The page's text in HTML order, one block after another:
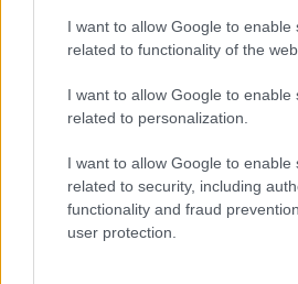
I want to allow Google to enable
related to functionality of the
I want to allow Google to enable
related to personalization.
I want to allow Google to enable
related to security, including
functionality and fraud
user protection.